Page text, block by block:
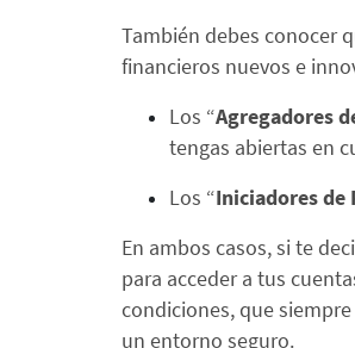
También debes conocer
financieros nuevos e
Los “Agregadores
tengas abiertas en
Los “Iniciadores de
En ambos casos, si te
para acceder a tus
condiciones, que
un entorno seguro.